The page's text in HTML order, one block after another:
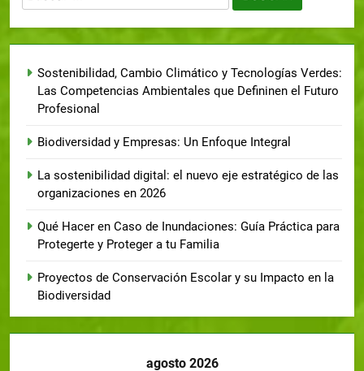
Sostenibilidad, Cambio Climático y Tecnologías Verdes:
Las Competencias Ambientales que Defininen el Futuro
Profesional
Biodiversidad y Empresas: Un Enfoque Integral
La sostenibilidad digital: el nuevo eje estratégico de las
organizaciones en 2026
Qué Hacer en Caso de Inundaciones: Guía Práctica para
Protegerte y Proteger a tu Familia
Proyectos de Conservación Escolar y su Impacto en la
Biodiversidad
agosto 2026